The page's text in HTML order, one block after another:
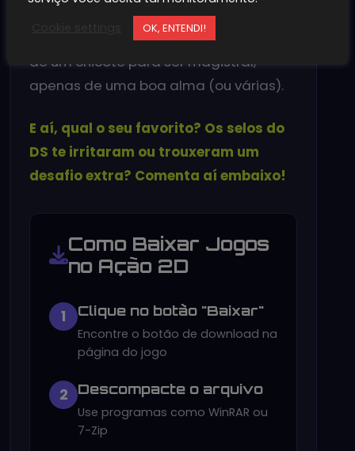
de level design e atmosfera. Eles
provam que Castlevania não precisa
de um chicote para ser magistral,
apenas de uma boa alma (ou várias).
E aí, qual o seu favorito? Os selos do
DS te irritaram ou trouxeram um
desafio extra? Comenta aí embaixo!
Como Baixar Jogos
no Ação 2D
1 Clique no botão "Baixar"
Encontre o botão de download na
página do jogo
2 Descompacte o arquivo
Use programas como WinRAR ou
7-Zip
OK, ENTENDI!